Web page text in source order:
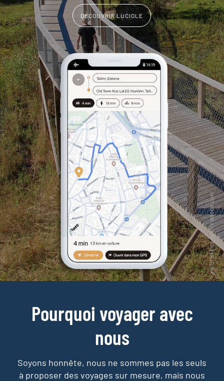
DÉCOUVRIR LUCIOLE
Pourquoi voyager avec
nous
Soyons honnête, nous ne sommes pas les seuls
à proposer des voyages sur mesure, mais nous